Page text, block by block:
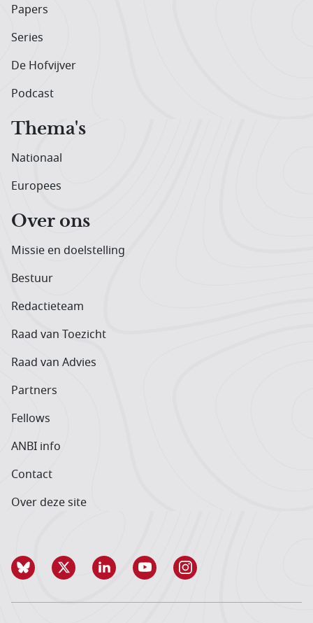
Papers
Series
De Hofvijver
Podcast
Thema's
Nationaal
Europees
Over ons
Missie en doelstelling
Bestuur
Redactieteam
Raad van Toezicht
Raad van Advies
Partners
Fellows
ANBI info
Contact
Over deze site